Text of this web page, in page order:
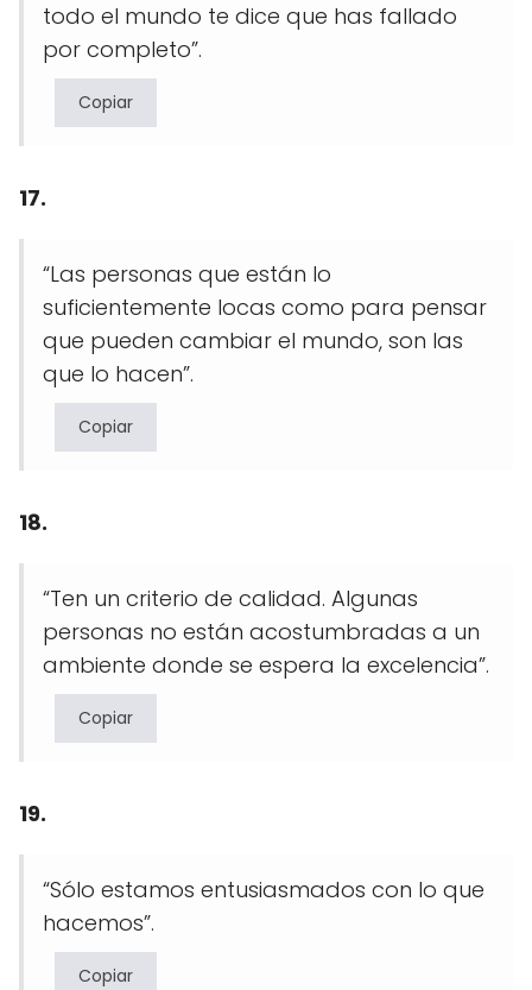
todo el mundo te dice que has fallado
por completo”.
Copiar
17.
“Las personas que están lo
suficientemente locas como para pensar
que pueden cambiar el mundo, son las
que lo hacen”.
Copiar
18.
“Ten un criterio de calidad. Algunas
personas no están acostumbradas a un
ambiente donde se espera la excelencia”.
Copiar
19.
“Sólo estamos entusiasmados con lo que
hacemos”.
Copiar